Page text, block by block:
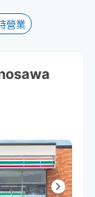
營業